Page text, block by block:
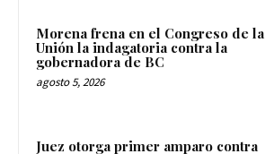
Morena frena en el Congreso de la
Unión la indagatoria contra la
gobernadora de BC
agosto 5, 2026
Juez otorga primer amparo contra